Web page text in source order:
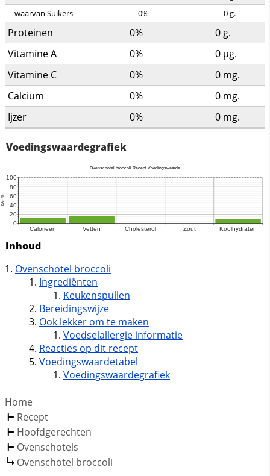
waarvan Suikers
0% 0g.
Proteinen 0% 0g.
Vitamine A
0% 0 µg.
Vitamine C
0% 0 mg.
Calcium
0% 0 mg.
Ijzer
0% 0 mg.
Voedingswaardegrafiek
Inhoud
Ovenschotel broccoli
Ingrediënten
Keukenspullen
Bereidingswijze
Ook lekker om te maken
Voedselallergie informatie
Reacties op dit recept
Voedingswaardetabel
Voedingswaardegrafiek
Home
Recept
Hoofdgerechten
Ovenschotels
Ovenschotel broccoli